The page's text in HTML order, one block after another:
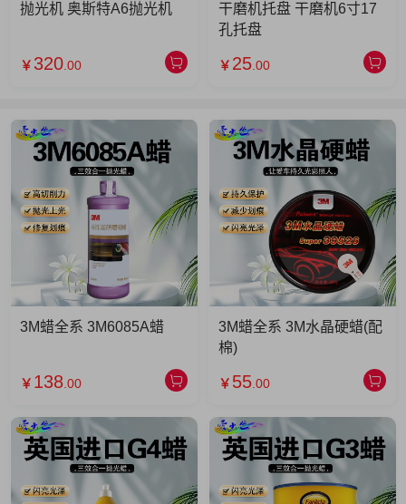
抛光机 奥斯特A6抛光机
￥ 320 .00
干磨机托盘 干磨机6寸17
孔托盘
￥ 25 .00
3M蜡全系 3M6085A蜡
￥ 138 .00
3M蜡全系 3M水晶硬蜡(配
棉)
￥ 55 .00